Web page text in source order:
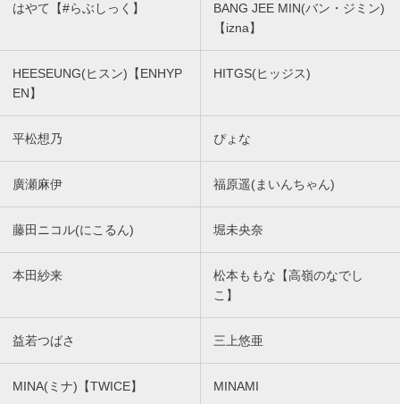
はやて【#らぶしっく】
BANG JEE MIN(バン・ジミン)
【izna】
HEESEUNG(ヒスン)【ENHYP
EN】
HITGS(ヒッジス)
平松想乃 ぴょな
廣瀬麻伊 福原遥(まいんちゃん)
藤田ニコル(にこるん) 堀未央奈
本田紗来
松本ももな【高嶺のなでし
こ】
益若つばさ 三上悠亜
MINA(ミナ)【TWICE】 MINAMI